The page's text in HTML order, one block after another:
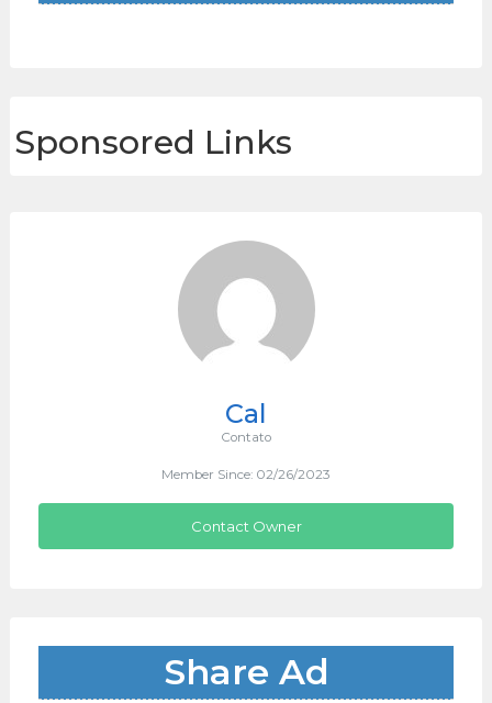
Sponsored Links
Cal
Contato
Member Since: 02/26/2023
Contact Owner
Share Ad